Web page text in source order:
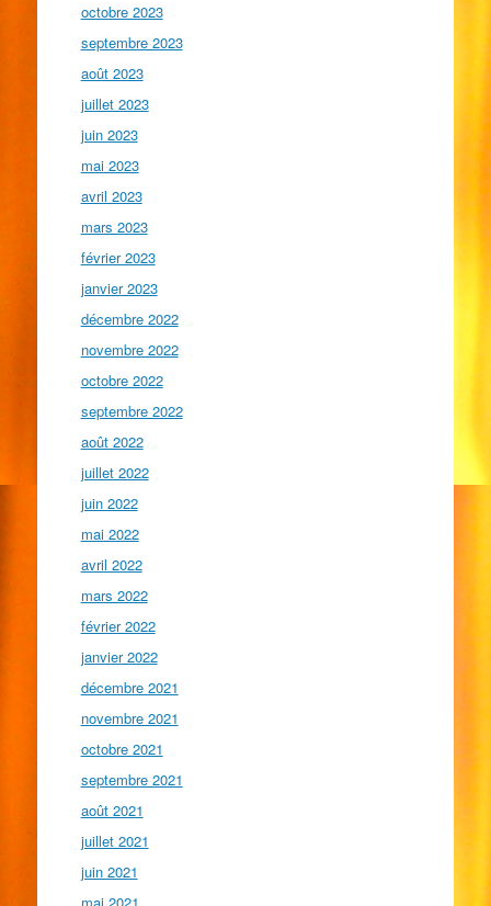
octobre 2023
septembre 2023
août 2023
juillet 2023
juin 2023
mai 2023
avril 2023
mars 2023
février 2023
janvier 2023
décembre 2022
novembre 2022
octobre 2022
septembre 2022
août 2022
juillet 2022
juin 2022
mai 2022
avril 2022
mars 2022
février 2022
janvier 2022
décembre 2021
novembre 2021
octobre 2021
septembre 2021
août 2021
juillet 2021
juin 2021